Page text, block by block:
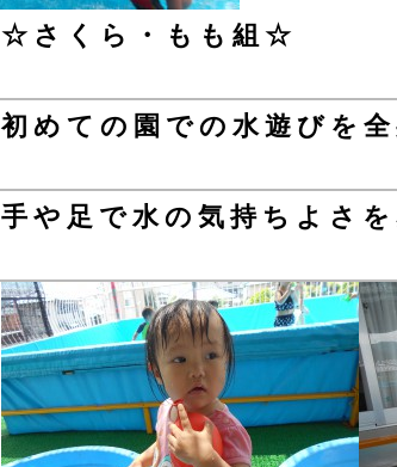
☆さくら・もも組☆
初めての園での水遊びを
手や足で水の気持ちよさ